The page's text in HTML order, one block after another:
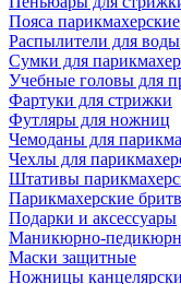
Пояса парикмахерские
Распылители для воды
Сумки для
Учебные головы для
Фартуки для стрижки
Футляры для ножниц
Чемоданы для
Чехлы для
Штативы
Парикмахерские
Подарки и аксессуары
Маникюрно-
Маски защитные
Ножницы